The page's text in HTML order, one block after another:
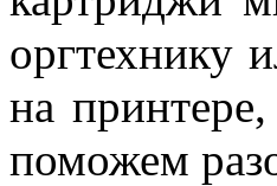
оргтехнику
на
поможем